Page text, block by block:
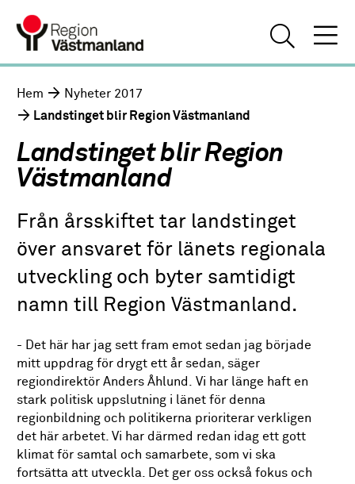
Hem
Nyheter 2017
Landstinget blir Region Västmanland
Landstinget blir Region
Västmanland
Från årsskiftet tar landstinget
över ansvaret för länets regionala
utveckling och byter samtidigt
namn till Region Västmanland.
- Det här har jag sett fram emot sedan jag började
mitt uppdrag för drygt ett år sedan, säger
regiondirektör Anders Åhlund. Vi har länge haft en
stark politisk uppslutning i länet för denna
regionbildning och politikerna prioriterar verkligen
det här arbetet. Vi har därmed redan idag ett gott
klimat för samtal och samarbete, som vi ska
fortsätta att utveckla. Det ger oss också fokus och